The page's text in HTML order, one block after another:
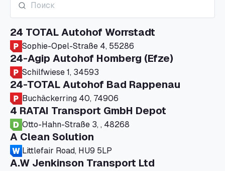
24 TOTAL Autohof Worrstadt
Sophie-Opel-Straße 4, 55286
24-Agip Autohof Homberg (Efze)
Schilfwiese 1, 34593
24-TOTAL Autohof Bad Rappenau
Buchäckerring 40, 74906
4 RATAI Transport GmbH Depot
Otto-Hahn-Straße 3, , 48268
A Clean Solution
Littlefair Road, HU9 5LP
A.W Jenkinson Transport Ltd